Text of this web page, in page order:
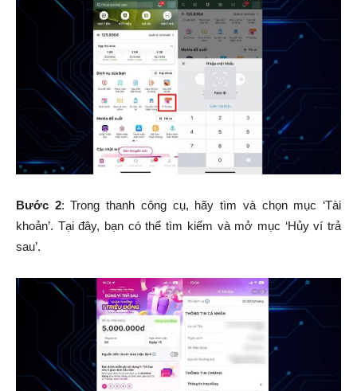
Bước 2: Trong thanh công cụ, hãy tìm và chọn mục ‘Tài
khoản’. Tại đây, bạn có thể tìm kiếm và mở mục ‘Hủy ví trả
sau’.